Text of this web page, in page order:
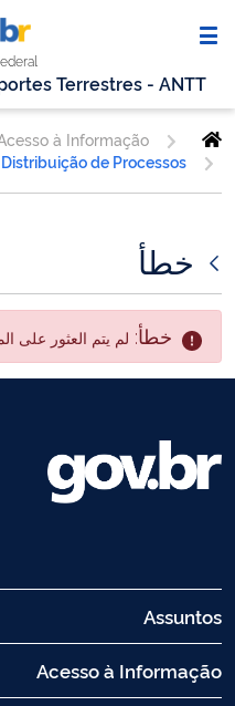
Terrestres - ANTT
à Informação
Distribuição de Processos
خطأ
خطأ: لم يتم العثور على
Assuntos
Acesso à Informação